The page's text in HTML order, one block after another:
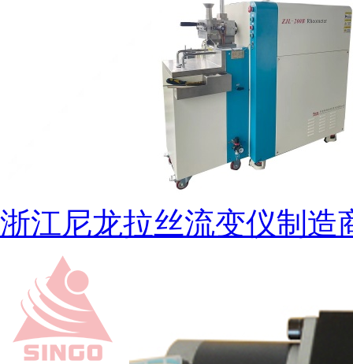
浙江尼龙拉丝流变仪制造